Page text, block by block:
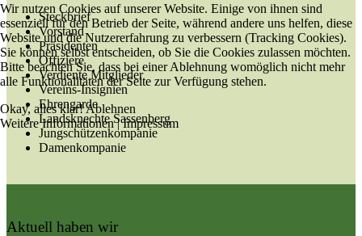
Steckbrief
Vorstand
Präsidenten
Offiziere
Verdiente Mitglieder
Vereins-Insignien
Ehrengarde
Landsknechte Sassenberg
Jungschützenkompanie
Damenkompanie
Aktuell haben wir
Wir nutzen Cookies auf unserer Website. Einige von ihnen sind
essenziell für den Betrieb der Seite, während andere uns helfen, diese
Website und die Nutzererfahrung zu verbessern (Tracking Cookies).
Sie können selbst entscheiden, ob Sie die Cookies zulassen möchten.
Bitte beachten Sie, dass bei einer Ablehnung womöglich nicht mehr
alle Funktionalitäten der Seite zur Verfügung stehen.
Okay, alles klar!Ablehnen
Weitere Informationen|Impressum